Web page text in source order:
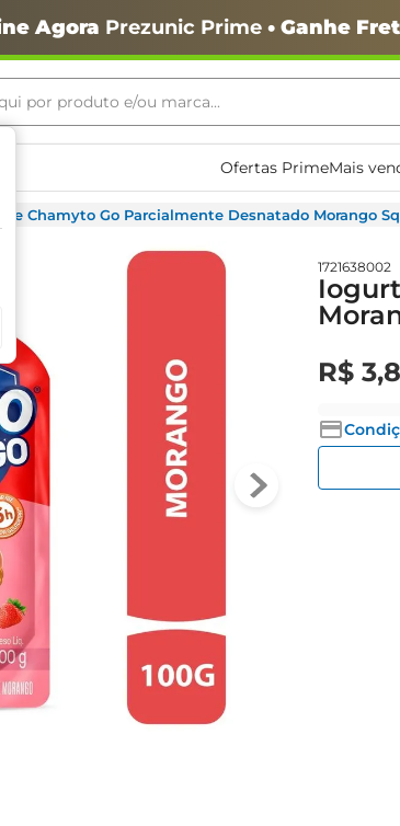
Agora Prezunic Prime• Ganhe
por produto e/ou marca...
Ofertas PrimeMais
Chamyto Go Parcialmente Desnatado Morango
1721638002
R$ 3,
buscados